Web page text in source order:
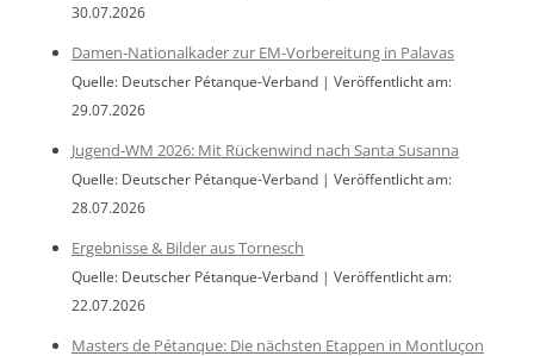
30.07.2026
Damen-Nationalkader zur EM-Vorbereitung in Palavas
Quelle: Deutscher Pétanque-Verband
Veröffentlicht am:
29.07.2026
Jugend-WM 2026: Mit Rückenwind nach Santa Susanna
Quelle: Deutscher Pétanque-Verband
Veröffentlicht am:
28.07.2026
Ergebnisse & Bilder aus Tornesch
Quelle: Deutscher Pétanque-Verband
Veröffentlicht am:
22.07.2026
Masters de Pétanque: Die nächsten Etappen in Montluçon